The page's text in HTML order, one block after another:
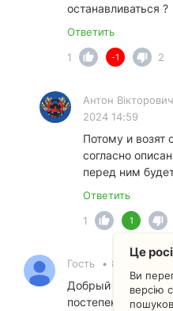
останавливаться ?
Ответить
1
-1 2
Антон
2024 14:59
Потому и возят
согласно
перед ним
Ответить
1
1
Гость • 8 декабря
Добрый вечер.
постепенно
Це
Ви
версію